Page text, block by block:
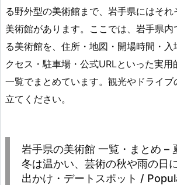
る野外型の美術館まで、岩手県にはそれ
美術館があります。ここでは、岩手県内
る美術館を、住所・地図・開場時間・
クセス・駐車場・公式URLといった実用
一覧でまとめています。観光やドライブ
立てください。
岩手県の美術館 一覧・まとめ –
冬は温かい、芸術の秋や雨の日
出かけ・デートスポット /